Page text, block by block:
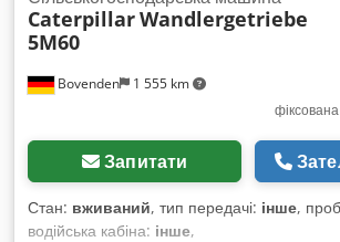
Bovenden 1 555 km
CaterpillarWandlergetriebe
5M60
Запитати
Стан: вживаний, тип передачі: інше,
водійська кабіна: інше,